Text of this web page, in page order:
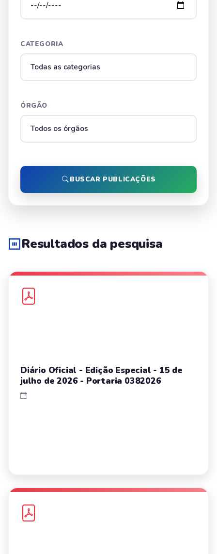
CATEGORIA
ÓRGÃO
BUSCAR PUBLICAÇÕES
Resultados da pesquisa
Diário Oficial - Edição Especial - 15 de
julho de 2026 - Portaria 0382026